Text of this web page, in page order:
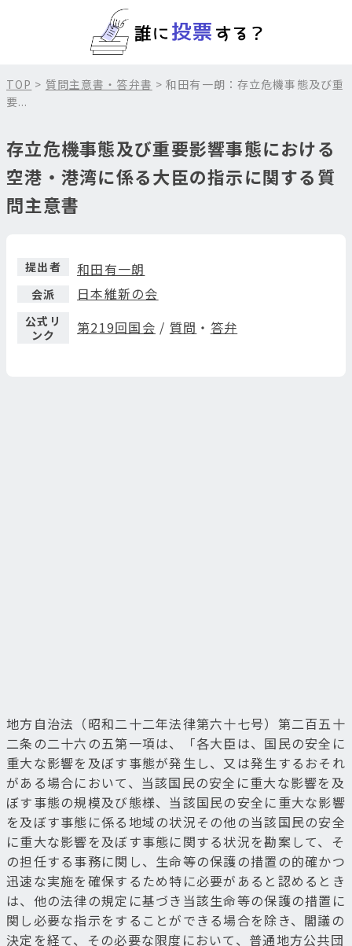
TOP > 質問主意書・答弁書 > 和田有一朗：存立危機事態及び重
要...
存立危機事態及び重要影響事態における
空港・港湾に係る大臣の指示に関する質
問主意書
提出者 和田有一朗
会派 日本維新の会
公式リ
ンク
第219回国会 / 質問 ・ 答弁
地方自治法（昭和二十二年法律第六十七号）第二百五十
二条の二十六の五第一項は、「各大臣は、国民の安全に
重大な影響を及ぼす事態が発生し、又は発生するおそれ
がある場合において、当該国民の安全に重大な影響を及
ぼす事態の規模及び態様、当該国民の安全に重大な影響
を及ぼす事態に係る地域の状況その他の当該国民の安全
に重大な影響を及ぼす事態に関する状況を勘案して、そ
の担任する事務に関し、生命等の保護の措置の的確かつ
迅速な実施を確保するため特に必要があると認めるとき
は、他の法律の規定に基づき当該生命等の保護の措置に
関し必要な指示をすることができる場合を除き、閣議の
決定を経て、その必要な限度において、普通地方公共団